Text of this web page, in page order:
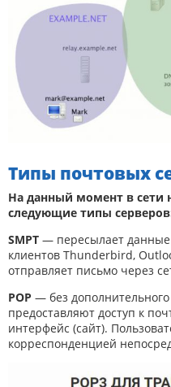
Типы почтовых
На данный момент в сети
следующие типы
SMPT — пересылает
клиентов Thunderbird,
отправляет письмо через
POP — без
предоставляют доступ к
интерфейс (сайт).
корреспонденцией